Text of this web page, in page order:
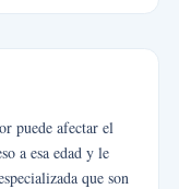
puede afectar el
a esa edad y le
que son